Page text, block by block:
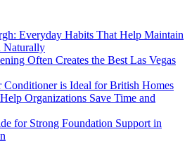
Everyday Habits That Help Maintain
Naturally
Often Creates the Best Las Vegas
Conditioner is Ideal for British Homes
Organizations Save Time and
for Strong Foundation Support in